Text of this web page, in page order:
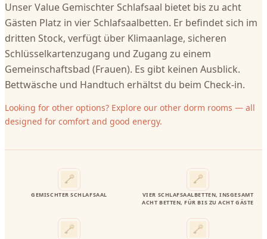
Unser Value Gemischter Schlafsaal bietet bis zu acht
Gästen Platz in vier Schlafsaalbetten. Er befindet sich im
dritten Stock, verfügt über Klimaanlage, sicheren
Schlüsselkartenzugang und Zugang zu einem
Gemeinschaftsbad (Frauen). Es gibt keinen Ausblick.
Bettwäsche und Handtuch erhältst du beim Check-in.
Looking for other options? Explore our other dorm rooms — all
designed for comfort and good energy.
GEMISCHTER SCHLAFSAAL
VIER SCHLAFSAALBETTEN, INSGESAMT
ACHT BETTEN, FÜR BIS ZU ACHT GÄSTE